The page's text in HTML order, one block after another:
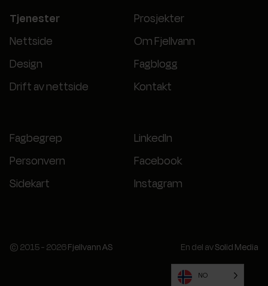
Tjenester
Nettside
Design
Drift av nettside
Prosjekter
Om Fjellvann
Fagblogg
Kontakt
Fagbegrep
Personvern
Sidekart
LinkedIn
Facebook
Instagram
© 2015 - 2026Fjellvann AS En del avSolid Media
NO